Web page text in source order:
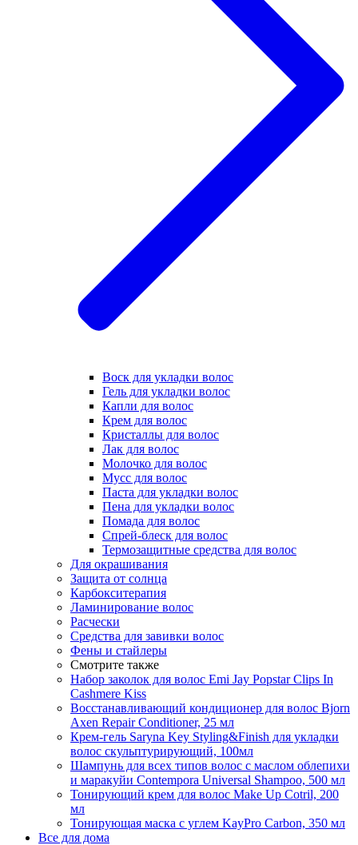
Воск для укладки волос
Гель для укладки волос
Капли для волос
Крем для волос
Кристаллы для волос
Лак для волос
Молочко для волос
Мусс для волос
Паста для укладки волос
Пена для укладки волос
Помада для волос
Спрей-блеск для волос
Термозащитные средства для волос
Для окрашивания
Защита от солнца
Карбокситерапия
Ламинирование волос
Расчески
Средства для завивки волос
Фены и стайлеры
Смотрите также
Набор заколок для волос Emi Jay Popstar Clips In
Cashmere Kiss
Восстанавливающий кондиционер для волос Bjorn
Axen Repair Conditioner, 25 мл
Крем-гель Saryna Key Styling&Finish для укладки
волос скульптурирующий, 100мл
Шампунь для всех типов волос с маслом облепихи
и маракуйи Contempora Universal Shampoo, 500 мл
Тонирующий крем для волос Make Up Cotril, 200
мл
Тонирующая маска с углем KayPro Carbon, 350 мл
Все для дома